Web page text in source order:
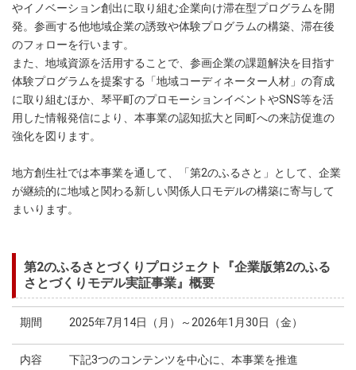
やイノベーション創出に取り組む企業向け滞在型プログラムを開
発。参画する他地域企業の誘致や体験プログラムの構築、滞在後
のフォローを行います。
また、地域資源を活用することで、参画企業の課題解決を目指す
体験プログラムを提案する「地域コーディネーター人材」の育成
に取り組むほか、琴平町のプロモーションイベントやSNS等を活
用した情報発信により、本事業の認知拡大と同町への来訪促進の
強化を図ります。
地方創生社では本事業を通して、「第2のふるさと」として、企業
が継続的に地域と関わる新しい関係人口モデルの構築に寄与して
まいります。
第2のふるさとづくりプロジェクト『企業版第2のふる
さとづくりモデル実証事業』概要
期間 2025年7月14日（月）～2026年1月30日（金）
内容 下記3つのコンテンツを中心に、本事業を推進